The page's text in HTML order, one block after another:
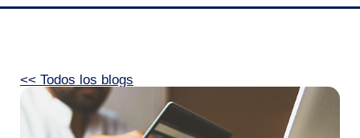
<< Todos los blogs